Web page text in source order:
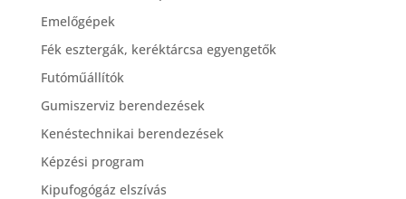
Emelőgépek
Fék esztergák, keréktárcsa egyengetők
Futóműállítók
Gumiszerviz berendezések
Kenéstechnikai berendezések
Képzési program
Kipufogógáz elszívás